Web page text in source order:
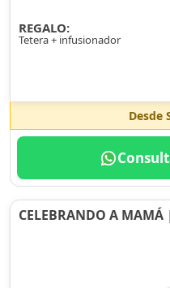
REGALO:
Tetera + infusionador
Desde
CELEBRANDO A MAMÁ